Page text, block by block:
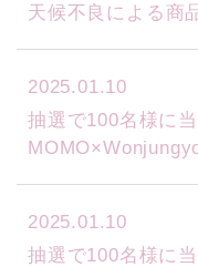
天候不良による商
2025.01.10
抽選で100名様に
2025.01.10
抽選で100名様に